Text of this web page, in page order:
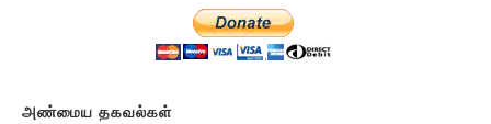
அண்மைய தகவல்கள்